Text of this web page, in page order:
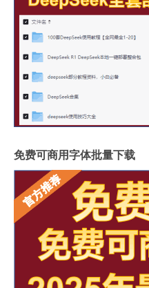
免费可商用字体批量下载